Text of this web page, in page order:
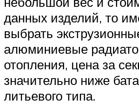
данных изделий, то
выбрать
алюминиевые
отопления, цена за
значительно ниже
литьевого типа.